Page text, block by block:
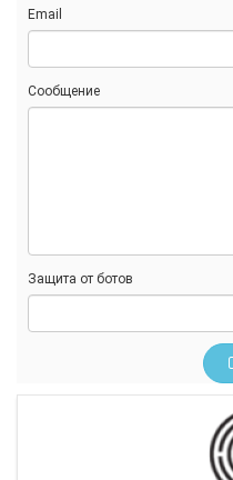
Email
Сообщение
Защита от ботов